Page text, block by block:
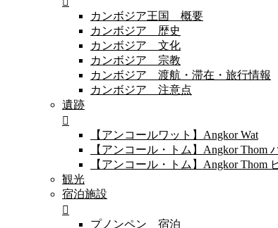
カンボジア王国 概要
カンボジア 歴史
カンボジア 文化
カンボジア 宗教
カンボジア 渡航・滞在・旅行情報
カンボジア 注意点
遺跡
【アンコールワット】Angkor Wat
【アンコール・トム】Angkor Thom
【アンコール・トム】Angkor
観光
宿泊施設
プノンペン 宿泊